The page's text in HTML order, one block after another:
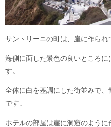
サントリーニの町は、崖に作られ
海側に面した景色の良いところ
す。
全体に白を基調にした街並みで
です。
ホテルの部屋は崖に洞窟のよう